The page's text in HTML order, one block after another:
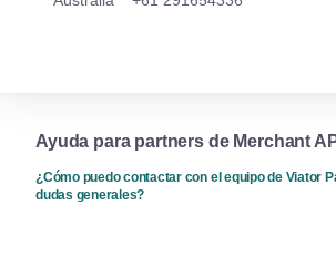
Ayuda para partners de Merchant
¿Cómo puedo contactar con el equipo de Viator
dudas generales?